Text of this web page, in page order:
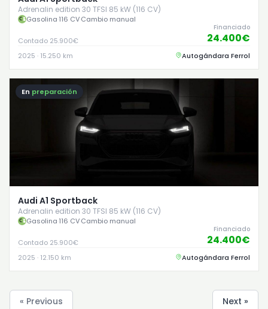
Adrenalin edition 30 TFSI 85 kW (116 CV)
Gasolina·116 CV·Cambio manual
Contado 25.900€
Financiado
24.400€
2025 · 15.250 km Autogándara Ferrol
En preparación
Audi A1 Sportback
Adrenalin edition 30 TFSI 85 kW (116 CV)
Gasolina·116 CV·Cambio manual
Contado 25.900€
Financiado
24.400€
2025 · 12.150 km Autogándara Ferrol
« Previous Next »